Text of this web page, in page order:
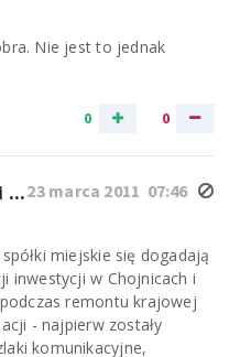
Nie jest to jednak
0 0
23 marca 2011 07:46
...
miejskie się dogadają
inwestycji w Chojnicach i
remontu krajowej
- najpierw zostały
komunikacyjne,